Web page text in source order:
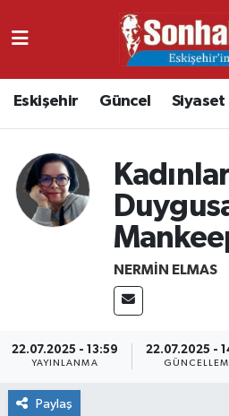
Eskişehir Güncel Siyaset
NERMIN ELMAS
22.07.2025 - 13:59
YAYINLANMA
22.07.2025 -
Paylaş
Ekonomi
Güncel
Kültür & Sanat
Resmi İlanlar
Sağlık
Nöbetçi Eczaneler
Namaz Vakitleri
Trafik Durumu
Süper Lig Puan Durumu
Tüm Manşetler
Son Dakika Haberleri
Haber Arşivi